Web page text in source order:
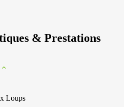
& Prestations
Loups